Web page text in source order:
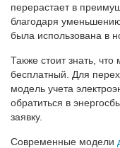
перерастает в
благодаря
была использована в
Также стоит знать,
бесплатный. Для
модель учета
обратиться в
заявку.
Современные модели